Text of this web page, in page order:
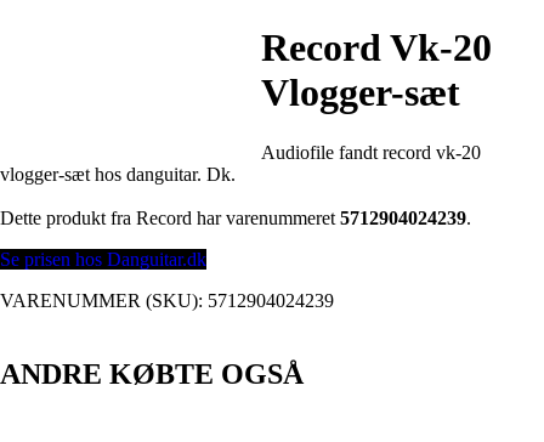
Record Vk-20
Vlogger-sæt
Audiofile fandt record vk-20
vlogger-sæt hos danguitar. Dk.
Dette produkt fra Record har varenummeret 5712904024239.
Se prisen hos Danguitar.dk
VARENUMMER (SKU): 5712904024239
ANDRE KØBTE OGSÅ